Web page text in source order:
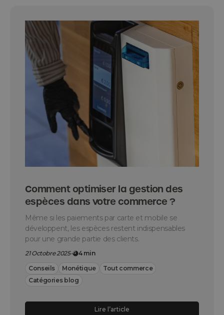
Comment optimiser la gestion des
espèces dans votre commerce ?
Même si les paiements par carte et mobile se
développent, les espèces restent indispensables
pour une grande partie des clients.
21 Octobre 2025-
4 min
Conseils
Monétique
Tout commerce
Catégories blog
Lire l’article